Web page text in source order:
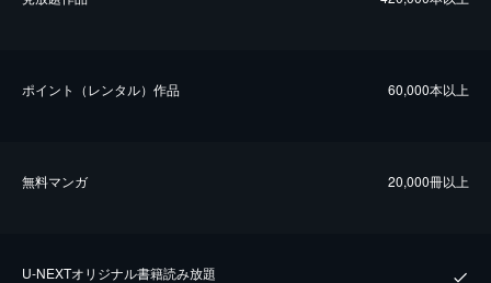
ポイント（レンタル）作品 60,000本以上
無料マンガ 20,000冊以上
U-NEXTオリジナル書籍読み放題